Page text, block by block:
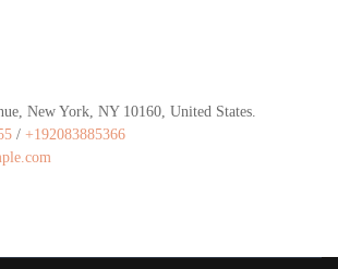
New York, NY 10160, United States​.
/ +192083885366